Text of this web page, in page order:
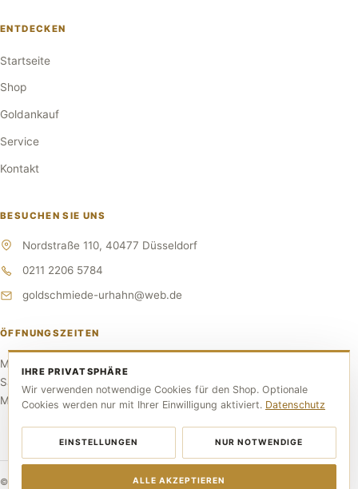
ENTDECKEN
Startseite
Shop
Goldankauf
Service
Kontakt
BESUCHEN SIE UNS
Nordstraße 110, 40477 Düsseldorf
0211 2206 5784
goldschmiede-urhahn@web.de
ÖFFNUNGSZEITEN
Mo–Fr 10:00–17:30 Uhr
Sa 10:00–14:00 Uhr
Mittwoch RUHETAG
© 2026 Goldschmiede Urhahn. Alle Rechte vorbehalten.
IHRE PRIVATSPHÄRE
Wir verwenden notwendige Cookies für den Shop. Optionale
Cookies werden nur mit Ihrer Einwilligung aktiviert. Datenschutz
EINSTELLUNGEN NUR NOTWENDIGE
ALLE AKZEPTIEREN